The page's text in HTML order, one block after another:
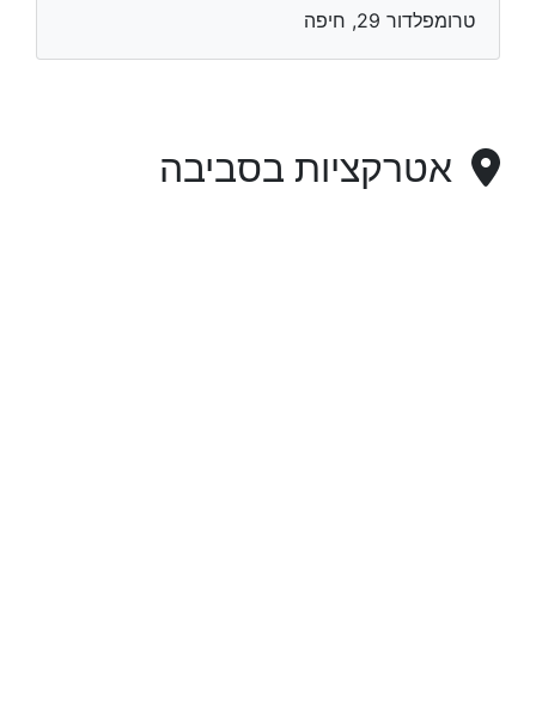
טרומפלדור 29, חיפה
אטרקציות בסביבה